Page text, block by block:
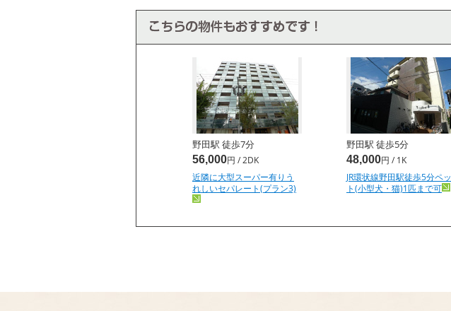
野田駅 徒歩7分
56,000円 / 2DK
近隣に大型スーパー有りう
れしいセパレート(プラン3)
野田駅 徒歩5分
48,000円 / 1K
JR環状線野田駅徒歩5分ペッ
ト(小型犬・猫)1匹まで可